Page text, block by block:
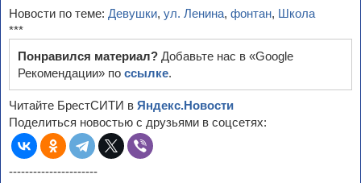
Новости по теме: Девушки, ул. Ленина, фонтан, Школа
***
Понравился материал? Добавьте нас в «Google
Рекомендации» по ссылке.
Читайте БрестСИТИ в Яндекс.Новости
Поделиться новостью с друзьями в соцсетях:
----------------------